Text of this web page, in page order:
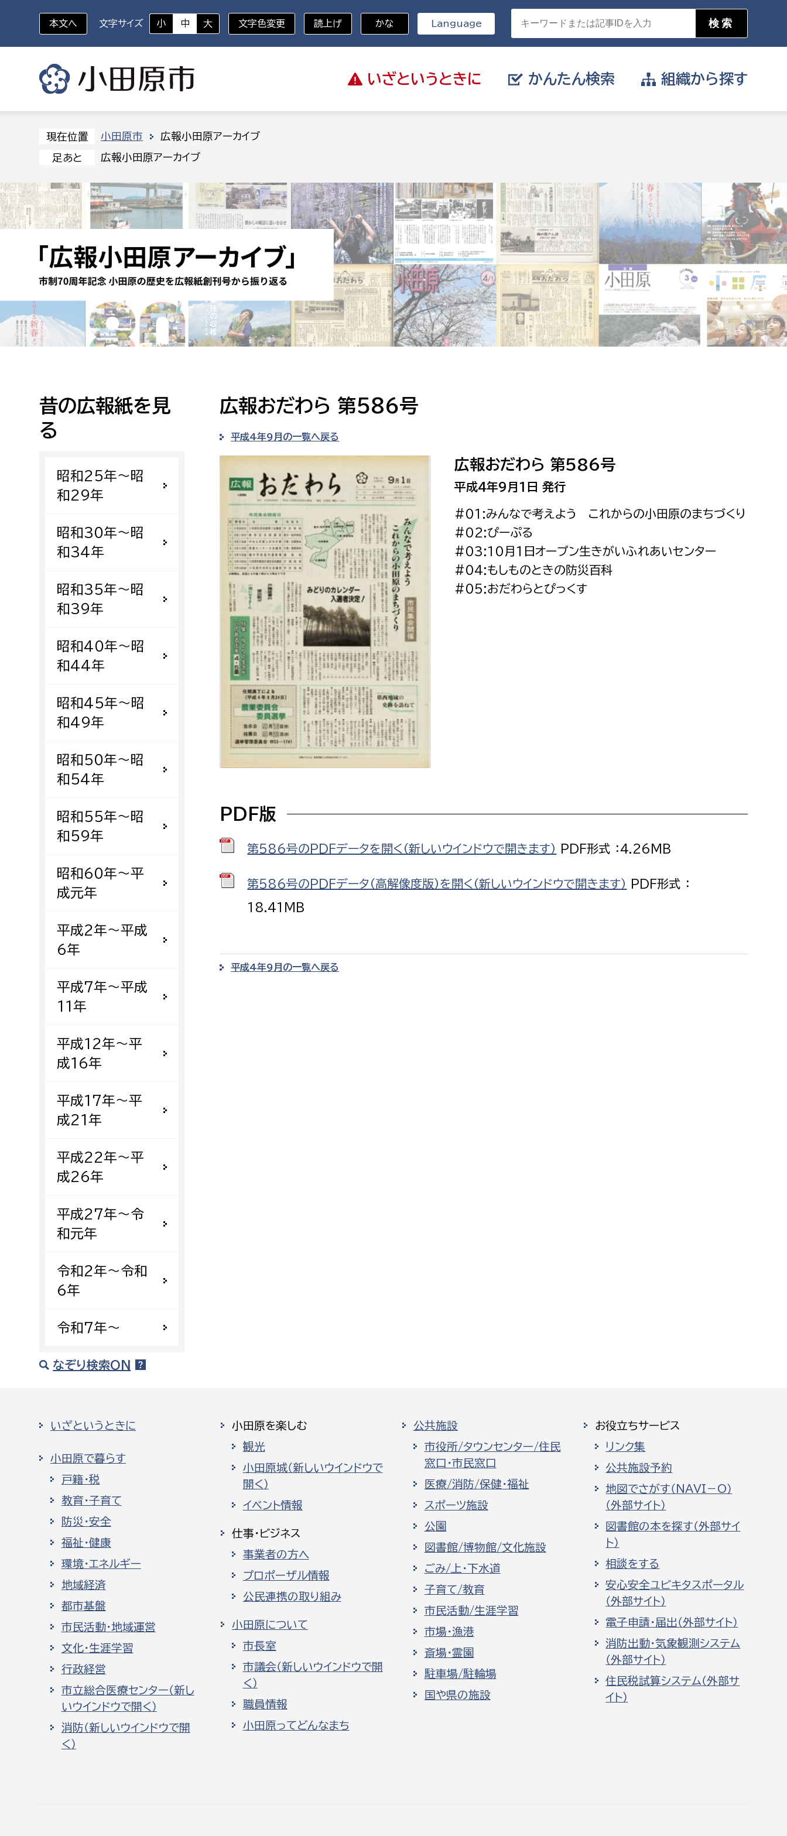
いざと いうときに
いざというときに
休日救急外来 防災・ハザードマップ 避難場所 消防
かんたん検索
対象者を選択
幼稚園児・保育園児
高校生・大学生など
障がい者
事業者
求職者
外国人
ペット
税
教育・子育て
防災・安全
福祉・健康
環境・エネルギー
都市基盤
市民活動・地域づくり
行政経営
観光
消防
病院
市議会
届け出や申請をしたい
証明書がほしい
相談をしたい
支払いをしたい
働きたい
まちづくりに関わりたい
組織から探す
組織から探す
部に属さない室
秘書室
広報広聴室
企画政策課
財政課
デジタル推進課
総務課
職員課
財産管理課
契約検査課
市税総務課
市民税課
資産税課
事業課
市民部
地域安全課
人権・男女共同参画課
戸籍住民課
防災部 文化部
生涯学習課
文化財課
スポーツ課
小田原城総合管理事務所
環境部
福祉健康部
福祉政策課
生活援護課
障がい福祉課
保険課
健康づくり課
子ども若者部
子ども政策課
子ども若者支援課
保育課
経済部
産業政策課
観光課
農政課
水産海浜課
都市部
都市計画課
地域交通課
建設部
建設政策課
国県事業推進課
道水路整備課
みどり公園課
会計管理者
出納室
市立総合医療センター
病院管理局：経営管理課
病院管理局：施設用度課
病院管理局：医事課
警防第2課
上下水道局
経営総務課
水道整備課
下水道整備課
浄水管理課
農業委員会事務局
農業委員会事務局
本文へ 文字サイズ 小 中 大 文字色変更 読上げ かな Language
現在位置 小田原市 広報小田原アーカイブ
足あと 広報小田原アーカイブ
昔の広報紙を見
る
昭和25年〜昭
和29年
昭和30年〜昭
和34年
昭和35年〜昭
和39年
昭和40年〜昭
和44年
昭和45年〜昭
和49年
昭和50年〜昭
和54年
昭和55年〜昭
和59年
昭和60年〜平
成元年
平成2年〜平成
6年
平成7年〜平成
11年
平成12年〜平
成16年
平成17年〜平
成21年
平成22年〜平
成26年
平成27年〜令
和元年
令和2年〜令和
6年
令和7年〜
広報おだわら 第586号
平成4年9月の一覧へ戻る
広報おだわら 第586号
平成4年9月1日 発行
#01:みんなで考えよう これからの小田原のまちづくり
#02:ぴーぷる
#03:10月1日オープン生きがいふれあいセンター
#04:もしものときの防災百科
#05:おだわらとぴっくす
PDF版
第586号のPDFデータを開く（新しいウインドウで開きます） PDF形式 ：4.26MB
第586号のPDFデータ（高解像度版）を開く（新しいウインドウで開きます）
PDF形式 ：
18.41MB
平成4年9月の一覧へ戻る
なぞり検索ON
いざというときに
小田原で暮らす
戸籍・税
教育・子育て
防災・安全
福祉・健康
環境・エネルギー
地域経済
都市基盤
市民活動・地域運営
文化・生涯学習
行政経営
市立総合医療センター（新し
いウインドウで開く）
消防（新しいウインドウで開
く）
小田原を楽しむ
観光
小田原城（新しいウインドウで
開く）
イベント情報
仕事・ビジネス
事業者の方へ
プロポーザル情報
公民連携の取り組み
小田原について
市長室
市議会（新しいウインドウで開
く）
職員情報
小田原ってどんなまち
公共施設
市役所/タウンセンター/住民
窓口・市民窓口
医療/消防/保健・福祉
スポーツ施設
公園
図書館/博物館/文化施設
ごみ/上・下水道
子育て/教育
市民活動/生涯学習
市場・漁港
斎場・霊園
駐車場/駐輪場
国や県の施設
お役立ちサービス
リンク集
公共施設予約
地図でさがす（NAVI－O）
（外部サイト）
図書館の本を探す（外部サイ
ト）
相談をする
安心安全ユビキタスポータル
（外部サイト）
電子申請・届出（外部サイト）
消防出動・気象観測システム
（外部サイト）
住民税試算システム（外部サ
イト）